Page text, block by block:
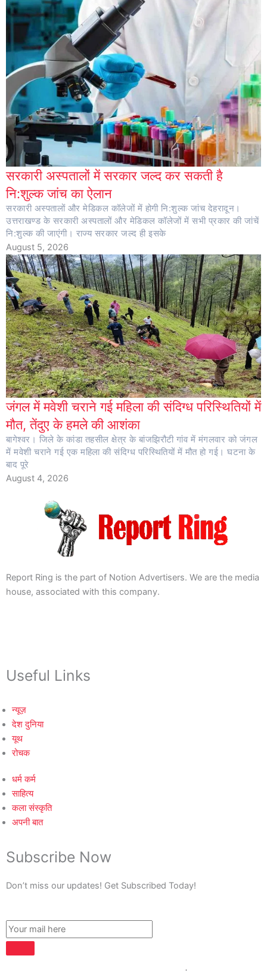
सरकारी अस्पतालों में सरकार जल्द कर सकती है
नि:शुल्क जांच का ऐलान
सरकारी अस्पतालों और मेडिकल कॉलेजों में होगी नि:शुल्क जांच देहरादून।
उत्तराखण्ड के सरकारी अस्पतालों और मेडिकल कॉलेजों में सभी प्रकार की जांचें
नि:शुल्क की जाएंगी। राज्य सरकार जल्द ही इसके
August 5, 2026
जंगल में मवेशी चराने गई महिला की संदिग्ध परिस्थितियों में
मौत, तेंदुए के हमले की आशंका
बागेश्वर। जिले के कांडा तहसील क्षेत्र के बांजझिरौटी गांव में मंगलवार को जंगल
में मवेशी चराने गई एक महिला की संदिग्ध परिस्थितियों में मौत हो गई। घटना के
बाद पूरे
August 4, 2026
Report Ring is the part of Notion Advertisers. We are the media
house, associated with this company.
Useful Links
न्यूज़
देश दुनिया
यूथ
रोचक
धर्म कर्म
साहित्य
कला संस्कृति
अपनी बात
Subscribe Now
Don’t miss our updates! Get Subscribed Today!